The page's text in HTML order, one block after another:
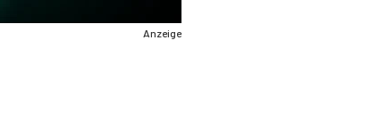
Anzeige